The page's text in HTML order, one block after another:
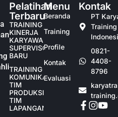
Pelatihan
Terbaru
TRAINING
KINERJA
KARYAWAN
SUPERVISOR
BARU
TRAINING
KOMUNIKASI
TIM
PRODUKSI
TIM
LAPANGAN
Menu
Beranda
Training
Profile
Kontak
Evaluasi
Kontak
PT
Training
0821-
4408-
8796